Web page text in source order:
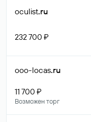
oculist.ru
232 700 ₽
ooo-locas.ru
11 700 ₽
Возможен торг